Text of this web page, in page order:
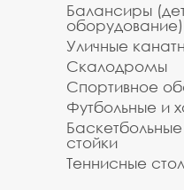
Балансиры
оборудование)
Уличные
Скалодромы
Спортивное
Футбольные и
стойки
Теннисные